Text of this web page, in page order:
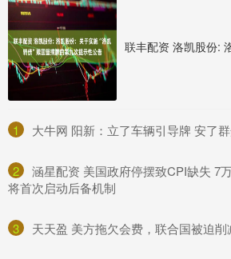
1 大牛网 阳新：立了车辆引导牌 安了
2
涵星配资 美国政府停摆致CPI缺失 7
将首次启动后备机制
3 天天盈 美方拖欠会费，联合国被迫